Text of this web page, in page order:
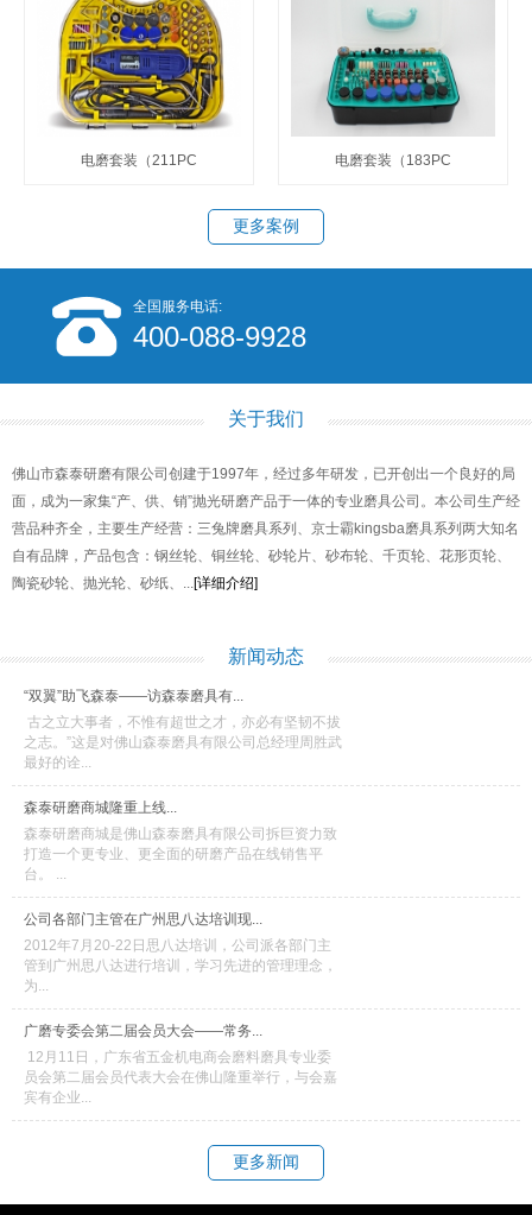
电磨套装（211PC 电磨套装（183PC
更多案例
全国服务电话:
400-088-9928
关于我们
佛山市森泰研磨有限公司创建于1997年，经过多年研发，已开创出一个良好的局
面，成为一家集“产、供、销”抛光研磨产品于一体的专业磨具公司。本公司生产经
营品种齐全，主要生产经营：三兔牌磨具系列、京士霸kingsba磨具系列两大知名
自有品牌，产品包含：钢丝轮、铜丝轮、砂轮片、砂布轮、千页轮、花形页轮、
陶瓷砂轮、抛光轮、砂纸、...[详细介绍]
新闻动态
“双翼”助飞森泰——访森泰磨具有...
古之立大事者，不惟有超世之才，亦必有坚韧不拔
之志。”这是对佛山森泰磨具有限公司总经理周胜武
最好的诠...
森泰研磨商城隆重上线...
森泰研磨商城是佛山森泰磨具有限公司拆巨资力致
打造一个更专业、更全面的研磨产品在线销售平
台。 ...
公司各部门主管在广州思八达培训现...
2012年7月20-22日思八达培训，公司派各部门主
管到广州思八达进行培训，学习先进的管理理念，
为...
广磨专委会第二届会员大会——常务...
12月11日，广东省五金机电商会磨料磨具专业委
员会第二届会员代表大会在佛山隆重举行，与会嘉
宾有企业...
更多新闻